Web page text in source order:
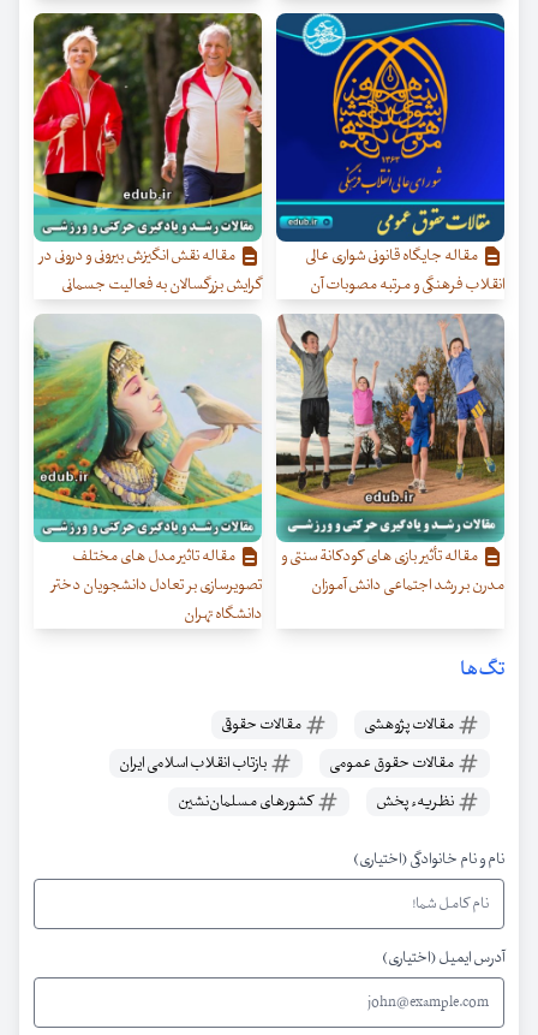
مقاله جایگاه قانونی شواری عالی
انقلاب فرهنگی و مرتبه مصوبات آن
مقاله نقش انگیزش بیرونی و درونی در
گرایش بزرگسالان به فعالیت جسمانی
مقاله تأثیر بازی های کودکانة سنتی و
مدرن بر رشد اجتماعی دانش آموزان
مقاله تاثیر مدل های مختلف
تصویرسازی بر تعادل دانشجویان دختر
دانشگاه تهران
تگ‌ها
مقالات پژوهشی
مقالات حقوقی
مقالات حقوق عمومی
بازتاب انقلاب اسلامی ایران
نظریهء پخش
کشورهای مسلمان‌نشین
نام و نام خانوادگی (اختیاری)
آدرس ایمیل (اختیاری)